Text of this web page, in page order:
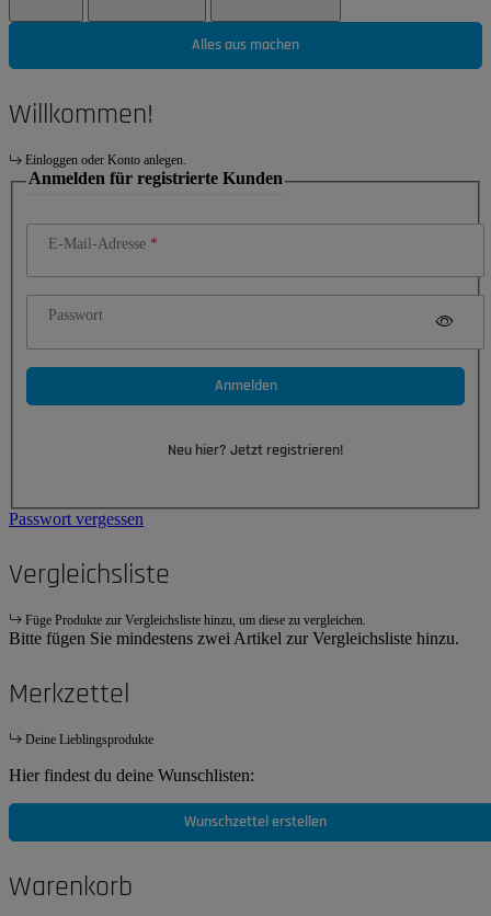
Alles aus machen
Willkommen!
Einloggen oder Konto anlegen.
Anmelden für registrierte Kunden
E-Mail-Adresse
Passwort
Anmelden
Neu hier? Jetzt registrieren!
Passwort vergessen
Vergleichsliste
Füge Produkte zur Vergleichsliste hinzu, um diese zu vergleichen.
Bitte fügen Sie mindestens zwei Artikel zur Vergleichsliste hinzu.
Merkzettel
Deine Lieblingsprodukte
Hier findest du deine Wunschlisten:
Wunschzettel erstellen
Warenkorb